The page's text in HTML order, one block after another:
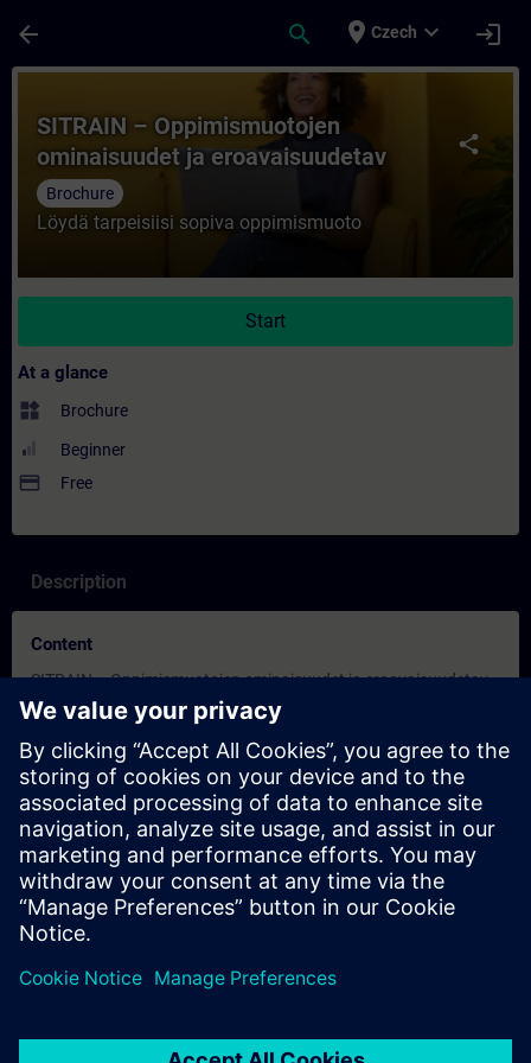
arrow_back search place Czech expand_more login
Course - SITRAIN – Oppimismuotojen
share
SITRAIN – Oppimismuotojen
ominaisuudet ja eroavaisuudetav
Brochure
Löydä tarpeisiisi sopiva oppimismuoto
Start
At a glance
widgets Brochure
Beginner
payment Free
Description
Content
SITRAIN – Oppimismuotojen ominaisuudet ja eroavaisuudetav